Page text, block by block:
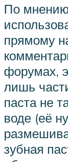
По
прямому
форумах,
лишь
паста не
воде (её
зубная